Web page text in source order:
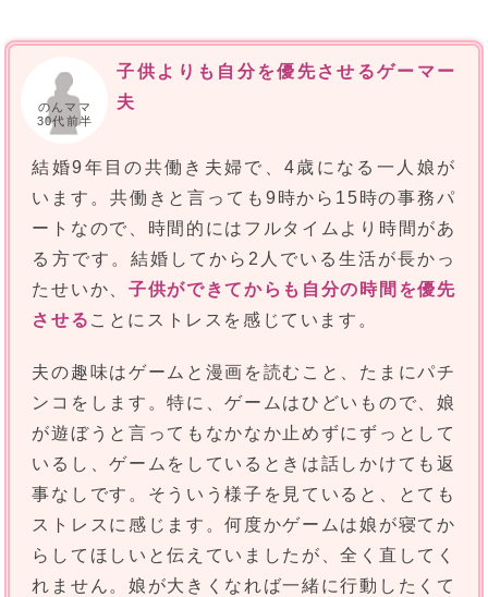
のんママ
30代前半
子供よりも自分を優先させるゲーマー
夫
結婚9年目の共働き夫婦で、4歳になる一人娘が
います。共働きと言っても9時から15時の事務パ
ートなので、時間的にはフルタイムより時間があ
る方です。結婚してから2人でいる生活が長かっ
たせいか、 子供ができてからも自分の時間を優先
させる ことにストレスを感じています。
夫の趣味はゲームと漫画を読むこと、たまにパチ
ンコをします。特に、ゲームはひどいもので、娘
が遊ぼうと言ってもなかなか止めずにずっとして
いるし、ゲームをしているときは話しかけても返
事なしです。そういう様子を見ていると、とても
ストレスに感じます。何度かゲームは娘が寝てか
らしてほしいと伝えていましたが、全く直してく
れません。娘が大きくなれば一緒に行動したくて